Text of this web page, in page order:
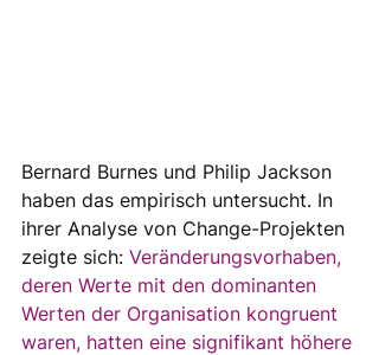
Bernard Burnes und Philip Jackson
haben das empirisch untersucht. In
ihrer Analyse von Change-Projekten
zeigte sich: Veränderungsvorhaben,
deren Werte mit den dominanten
Werten der Organisation kongruent
waren, hatten eine signifikant höhere